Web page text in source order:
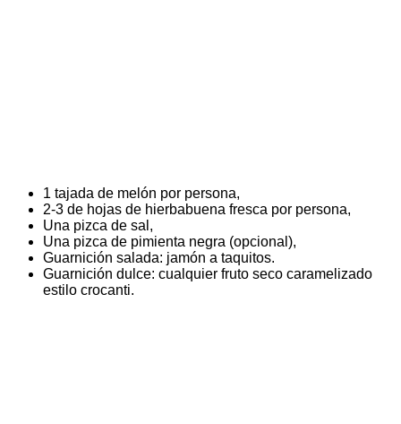
1 tajada de melón por persona,
2-3 de hojas de hierbabuena fresca por persona,
Una pizca de sal,
Una pizca de pimienta negra (opcional),
Guarnición salada: jamón a taquitos.
Guarnición dulce: cualquier fruto seco caramelizado
estilo crocanti.